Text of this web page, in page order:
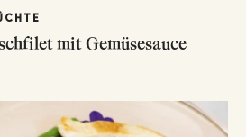
mit Gemüsesauce